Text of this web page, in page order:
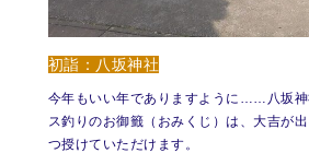
初詣：八坂神社
今年もいい年でありますように……八坂
ス釣りのお御籤（おみくじ）は、大吉が
つ授けていただけます。